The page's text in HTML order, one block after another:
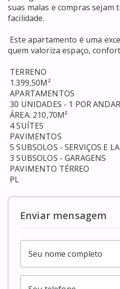
suas malas e compras sejam
facilidade.
quem valoriza espaço,
APARTAMENTOS
30 UNIDADES - 1 POR ANDAR
ÁREA: 210,70M²
5 SUBSOLOS - SERVIÇOS E LAZER
3 SUBSOLOS - GARAGENS
PL
Enviar mensagem